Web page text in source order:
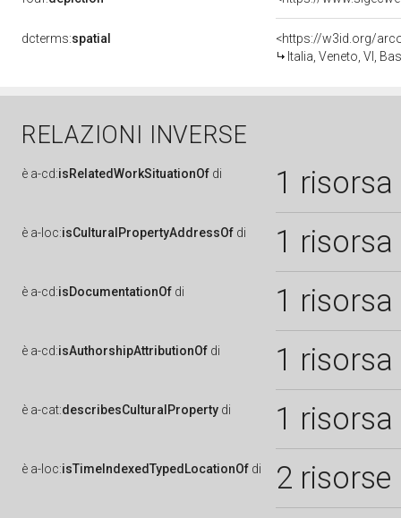
dcterms:spatial
<https://w3id.org/
Italia, Veneto, VI,
RELAZIONI INVERSE
è a-cd:isRelatedWorkSituationOf di 1 risorsa
è a-loc:isCulturalPropertyAddressOf di 1 risorsa
è a-cd:isDocumentationOf di 1 risorsa
è a-cd:isAuthorshipAttributionOf di 1 risorsa
è a-cat:describesCulturalProperty di 1 risorsa
è a-loc:isTimeIndexedTypedLocationOf di 2 risorse